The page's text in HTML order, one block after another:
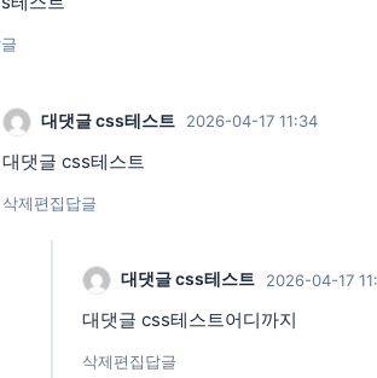
대댓글 css테스트 2026-04-17 11:34
대댓글 css테스트
삭제편집답글
대댓글 css테스트 2026-04-17
대댓글 css테스트어디까지
삭제편집답글